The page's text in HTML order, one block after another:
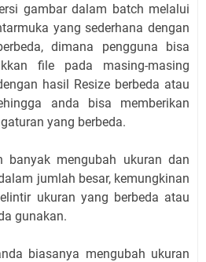
gambar dalam batch melalui
yang sederhana dengan
dimana pengguna bisa
file pada masing-masing
hasil Resize berbeda atau
anda bisa memberikan
yang berbeda.
banyak mengubah ukuran dan
jumlah besar, kemungkinan
ukuran yang berbeda atau
gunakan.
biasanya mengubah ukuran